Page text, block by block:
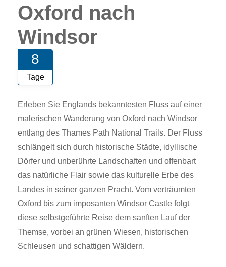
Oxford nach
Windsor
8
Tage
Erleben Sie Englands bekanntesten Fluss auf einer
malerischen Wanderung von Oxford nach Windsor
entlang des Thames Path National Trails. Der Fluss
schlängelt sich durch historische Städte, idyllische
Dörfer und unberührte Landschaften und offenbart
das natürliche Flair sowie das kulturelle Erbe des
Landes in seiner ganzen Pracht. Vom verträumten
Oxford bis zum imposanten Windsor Castle folgt
diese selbstgeführte Reise dem sanften Lauf der
Themse, vorbei an grünen Wiesen, historischen
Schleusen und schattigen Wäldern.